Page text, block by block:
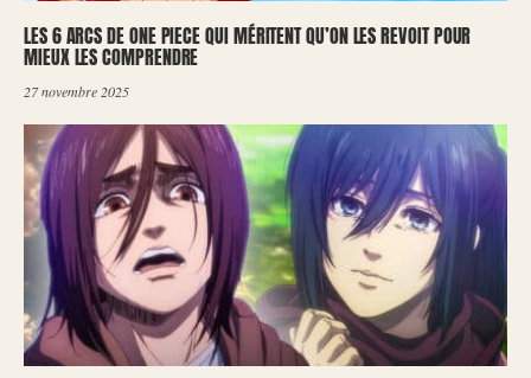
LES 6 ARCS DE ONE PIECE QUI MÉRITENT QU’ON LES REVOIT POUR
MIEUX LES COMPRENDRE
27 novembre 2025